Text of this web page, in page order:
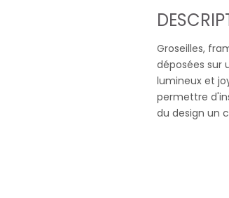
Groseilles,
déposées sur
lumineux et
permettre
du design un